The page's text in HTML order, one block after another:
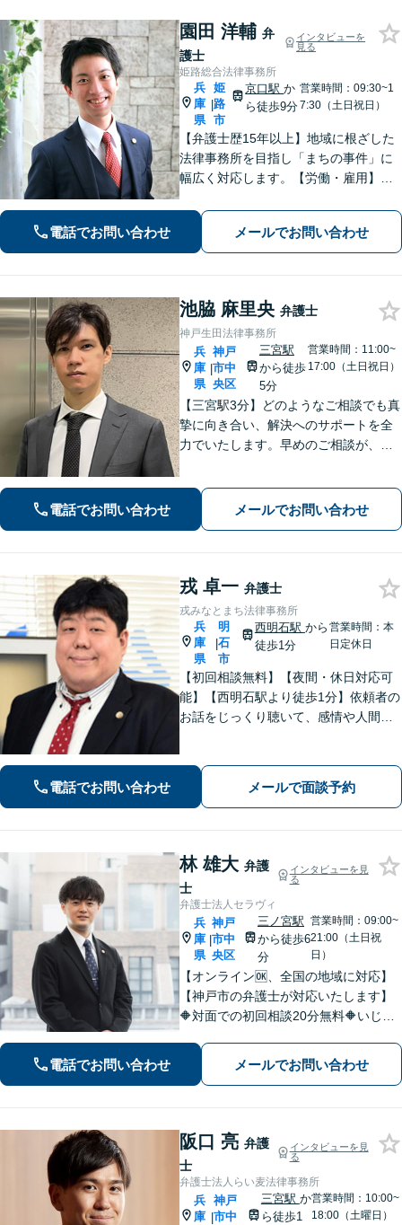
園田 洋輔 弁
護士
インタビューを
見る
姫路総合法律事務所
兵
庫
県
|
姫
路
市
京口駅か
ら徒歩9分
営業時間：09:30~1
7:30（土日祝日）
【弁護士歴15年以上】地域に根ざした
法律事務所を目指し「まちの事件」に
幅広く対応します。【労働・雇用】残
せんか？正しい知識で正当な権利を主
張します。【相続・遺言】遺言書作成
のサポートはお任せください。
電話でお問い合わせ メールでお問い合わせ
池脇 麻里央 弁護士
神戸生田法律事務所
兵
庫
県
|
神戸
市中
央区
三宮駅
から徒歩
5分
営業時間：11:00~
17:00（土日祝日）
【三宮駅3分】どのようなご相談でも真
摯に向き合い、解決へのサポートを全
力でいたします。早めのご相談が、よ
可」【早期釈放の実績多数】【夜間や
休日相談も対応可能】
電話でお問い合わせ メールでお問い合わせ
戎 卓一 弁護士
戎みなとまち法律事務所
兵
庫
県
|
明
石
市
西明石駅 から
徒歩1分
営業時間：本
日定休日
【初回相談無料】【夜間・休日対応可
能】【西明石駅より徒歩1分】依頼者の
お話をじっくり聴いて、感情や人間関
トワーク軽く迅速・誠実に対応しま
す。まずはお気軽にご相談ください。
電話でお問い合わせ メールで面談予約
林 雄大 弁護
士
インタビューを見
る
弁護士法人セラヴィ
兵
庫
県
|
神戸
市中
央区
三ノ宮駅
から徒歩6
分
営業時間：09:00~
21:00（土日祝
日）
【オンライン🆗、全国の地域に対応】
【神戸市の弁護士が対応いたします】
🔶対面での初回相談20分無料🔶いじめ
けでなく、依頼者が再び前を向けるよ
うな支援を心がけています。【三ノ宮
電話でお問い合わせ メールでお問い合わせ
阪口 亮 弁護
士
インタビューを見
る
弁護士法人らい麦法律事務所
兵
庫 |
神戸
市中
三宮駅 か
ら徒歩1
営業時間：10:00~
18:00（土曜日）